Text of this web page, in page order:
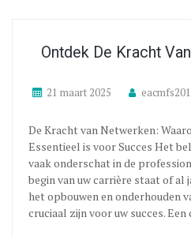
Ontdek De Kracht
21 maart 2025
De Kracht van Netwerken:
Essentieel is voor Succes Het
vaak onderschat in de
begin van uw carrière staat of al
het opbouwen en onderhouden
cruciaal zijn voor uw succes.